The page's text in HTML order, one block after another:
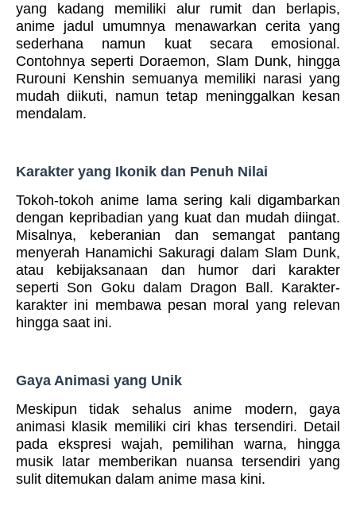
yang kadang memiliki alur rumit dan berlapis,
anime jadul umumnya menawarkan cerita yang
sederhana namun kuat secara emosional.
Contohnya seperti Doraemon, Slam Dunk, hingga
Rurouni Kenshin semuanya memiliki narasi yang
mudah diikuti, namun tetap meninggalkan kesan
mendalam.
Karakter yang Ikonik dan Penuh Nilai
Tokoh-tokoh anime lama sering kali digambarkan
dengan kepribadian yang kuat dan mudah diingat.
Misalnya, keberanian dan semangat pantang
menyerah Hanamichi Sakuragi dalam Slam Dunk,
atau kebijaksanaan dan humor dari karakter
seperti Son Goku dalam Dragon Ball. Karakter-
karakter ini membawa pesan moral yang relevan
hingga saat ini.
Gaya Animasi yang Unik
Meskipun tidak sehalus anime modern, gaya
animasi klasik memiliki ciri khas tersendiri. Detail
pada ekspresi wajah, pemilihan warna, hingga
musik latar memberikan nuansa tersendiri yang
sulit ditemukan dalam anime masa kini.